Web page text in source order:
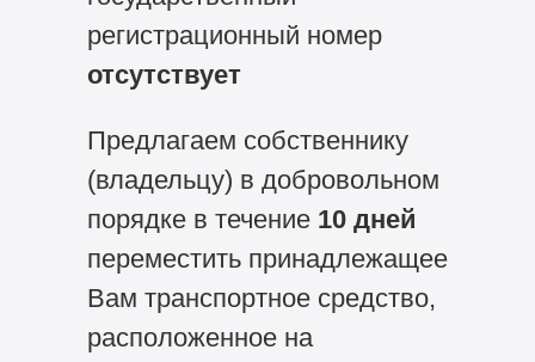
регистрационный номер
отсутствует
Предлагаем собственнику
(владельцу) в добровольном
порядке в течение 10 дней
переместить принадлежащее
Вам транспортное средство,
расположенное на